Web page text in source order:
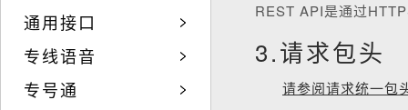
通用接口
专线语音
专号通
REST API是通过
3.请求包头
请参阅请求统一包